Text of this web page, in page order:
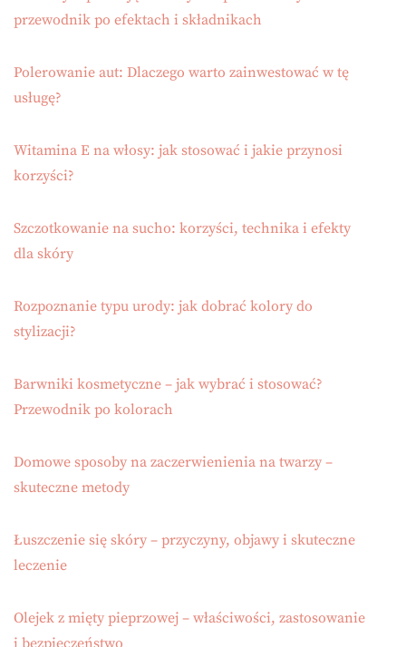
przewodnik po efektach i składnikach
Polerowanie aut: Dlaczego warto zainwestować w tę
usługę?
Witamina E na włosy: jak stosować i jakie przynosi
korzyści?
Szczotkowanie na sucho: korzyści, technika i efekty
dla skóry
Rozpoznanie typu urody: jak dobrać kolory do
stylizacji?
Barwniki kosmetyczne – jak wybrać i stosować?
Przewodnik po kolorach
Domowe sposoby na zaczerwienienia na twarzy –
skuteczne metody
Łuszczenie się skóry – przyczyny, objawy i skuteczne
leczenie
Olejek z mięty pieprzowej – właściwości, zastosowanie